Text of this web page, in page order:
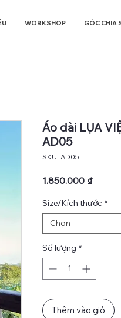
WORKSHOP GÓC CHIA
Áo dài LỤA
AD05
SKU: AD05
1.850.000 ₫Giá
Size/Kích thước *
Chọn
Số lượng *
Thêm vào giỏ